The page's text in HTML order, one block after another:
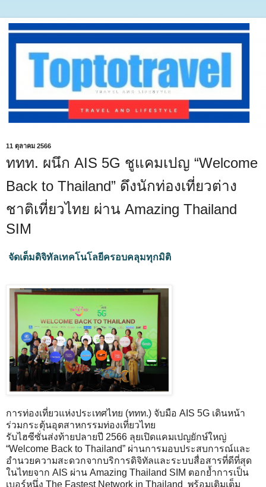
11 ตุลาคม 2566
ททท. ผนึก AIS 5G ชูแคมเปญ “Welcome
Back to Thailand” ดึงนักท่องเที่ยวต่าง
ชาติเที่ยวไทย ผ่าน Amazing Thailand
SIM
จัดเต็มดิจิทัลเทคโนโลยีครอบคลุมทุกมิติ
การท่องเที่ยวแห่งประเทศไทย (ททท.) จับมือ AIS 5G เดินหน้า
ร่วมกระตุ้นอุตสาหกรรมท่องเที่ยวไทย
รับไฮซีซั่นส่งท้ายปลายปี 2566 ลุยเปิดแคมเปญยักษ์ใหญ่
“Welcome Back to Thailand” ผ่านการมอบประสบการณ์และ
อำนวยความสะดวกจากบริการดิจิทัลและระบบสื่อสารที่ดีที่สุด
ในไทยจาก AIS ผ่าน Amazing Thailand SIM ตอกย้ำการเป็น
เบอร์หนึ่ง The Fastest Network in Thailand พร้อมเติมเต็ม